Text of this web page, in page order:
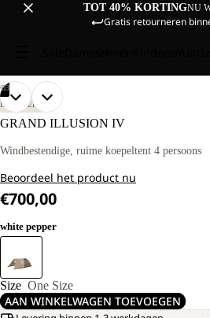
TOT 40% KORTINGNU
Gratis retourneren
03
AFBEELDING
OPENEN
VOLLEDIG
AFBEELDING
OPENEN
VOLLEDIG
AFBEELDING
OPENEN
VOLLEDIG
DISCOVERY
GRAND ILLUSION IV
Windbestendige, ruime koepeltent 4 persoons
Beoordeel het product nu
€700,00
white pepper
Size One Size
AAN WINKELWAGEN TOEVOEGEN